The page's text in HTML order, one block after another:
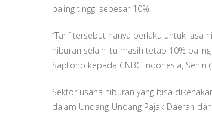
paling tinggi sebesar 10%.
“Tarif tersebut hanya berlaku untuk jasa
hiburan selain itu masih tetap 10%
Saptono kepada CNBC Indonesia, Senin
Sektor usaha hiburan yang bisa
dalam Undang-Undang Pajak Daerah